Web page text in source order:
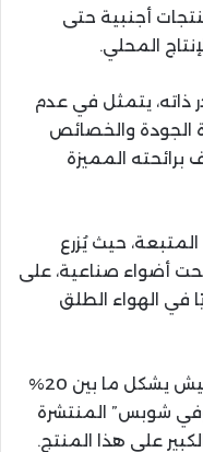
أجنبية حتى
المحلي.
ذاته، يتمثل في عدم
الجودة والخصائص
المميزة
حيث يُزرع
أضواء صناعية، على
في الهواء الطلق
وتكشف بيانات منصة PCN أن الحشيش يشكل ما بين 20%
شوبس” المنتشرة
على هذا المنتج.